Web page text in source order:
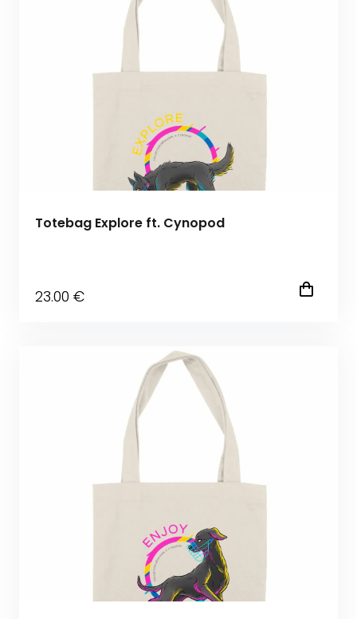
Totebag Explore ft. Cynopod
23.00 €